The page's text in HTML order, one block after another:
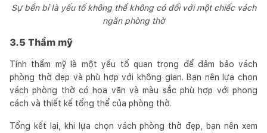
Sự bền bỉ là yếu tố không thể không có đối với một chiếc vách
ngăn phòng thờ
3.5 Thẩm mỹ
Tính thẩm mỹ là một yếu tố quan trọng để đảm bảo vách
phòng thờ đẹp và phù hợp với không gian. Bạn nên lựa chọn
vách phòng thờ có hoa văn và màu sắc phù hợp với phong
cách và thiết kế tổng thể của phòng thờ.
Tổng kết lại, khi lựa chọn vách phòng thờ đẹp, bạn nên xem